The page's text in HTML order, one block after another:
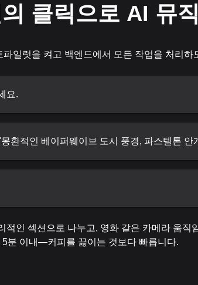
클릭으로 AI 뮤
일럿을 켜고 백엔드에서 모든 작업을 처리하
요.
환적인 베이퍼웨이브 도시 풍경, 파스텔톤 안
인 섹션으로 나누고, 영화 같은 카메라 움직
분 이내—커피를 끓이는 것보다 빠릅니다.